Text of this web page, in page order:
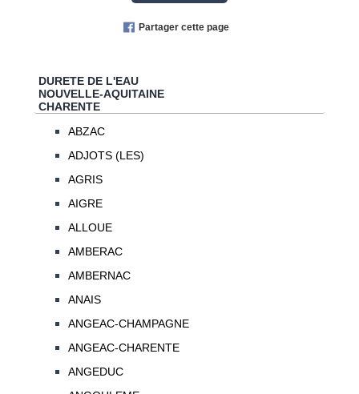
Partager cette page
DURETE DE L'EAU
NOUVELLE-AQUITAINE
CHARENTE
ABZAC
ADJOTS (LES)
AGRIS
AIGRE
ALLOUE
AMBERAC
AMBERNAC
ANAIS
ANGEAC-CHAMPAGNE
ANGEAC-CHARENTE
ANGEDUC